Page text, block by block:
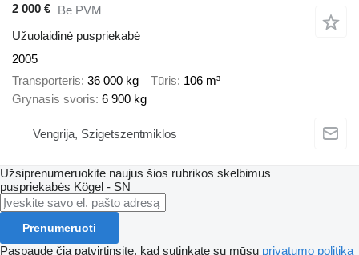
2 000 € Be PVM
Užuolaidinė puspriekabė
2005
Transporteris 36 000 kg Tūris 106 m³
Grynasis svoris 6 900 kg
Vengrija, Szigetszentmiklos
Užsiprenumeruokite naujus šios rubrikos skelbimus
puspriekabės Kögel - SN
Prenumeruoti
Paspaudę čia patvirtinsite, kad sutinkate su mūsų privatumo politika